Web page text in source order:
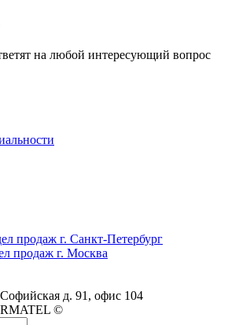
на любой интересующий вопрос
продаж г. Санкт-Петербург
продаж г. Москва
д. 91, офис 104
©